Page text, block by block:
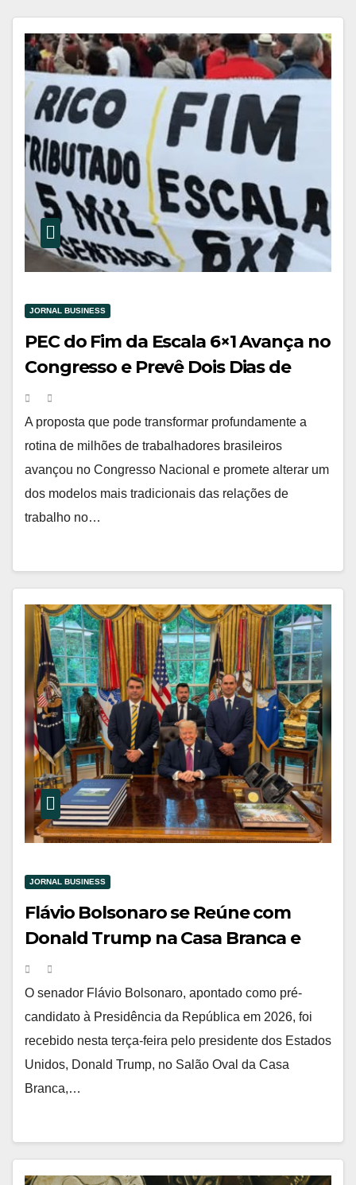
JORNAL BUSINESS
PEC do Fim da Escala 6×1 Avança no
Congresso e Prevê Dois Dias de
Folga Semanal para Trabalhadores
A proposta que pode transformar profundamente a
rotina de milhões de trabalhadores brasileiros
avançou no Congresso Nacional e promete alterar um
dos modelos mais tradicionais das relações de
trabalho no…
JORNAL BUSINESS
Flávio Bolsonaro se Reúne com
Donald Trump na Casa Branca e
Leva Debate Sobre PCC, CV e Redes
Sociais aos EUA
O senador Flávio Bolsonaro, apontado como pré-
candidato à Presidência da República em 2026, foi
recebido nesta terça-feira pelo presidente dos Estados
Unidos, Donald Trump, no Salão Oval da Casa
Branca,…